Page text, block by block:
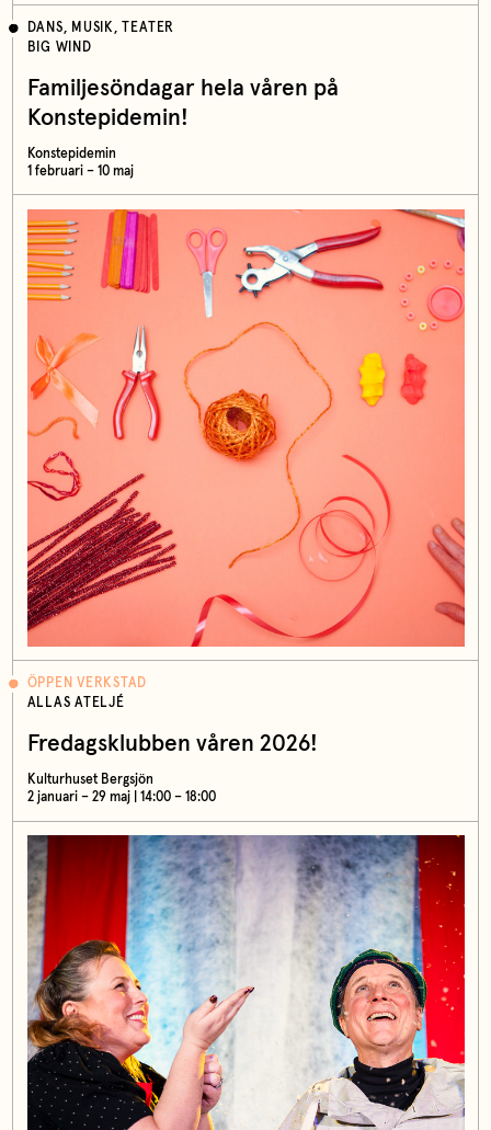
DANS, MUSIK, TEATER
BIG WIND
Familjesöndagar hela våren på
Konstepidemin!
Konstepidemin
1 februari – 10 maj
ÖPPEN VERKSTAD
ALLAS ATELJÉ
Fredagsklubben våren 2026!
Kulturhuset Bergsjön
2 januari – 29 maj | 14:00 – 18:00